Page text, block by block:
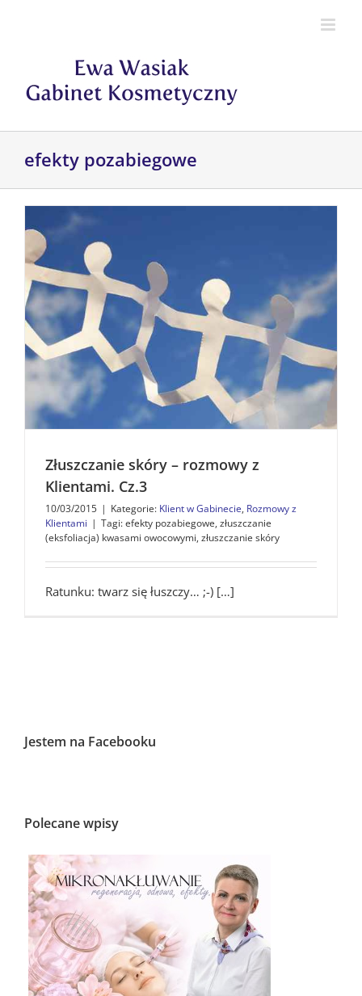
efekty pozabiegowe
Złuszczanie skóry – rozmowy z
Klientami. Cz.3
10/03/2015 | Kategorie: Klient w Gabinecie, Rozmowy z
Klientami | Tagi:efekty pozabiegowe, złuszczanie
(eksfoliacja) kwasami owocowymi, złuszczanie skóry
Ratunku: twarz się łuszczy… ;-) […]
Jestem na Facebooku
Polecane wpisy